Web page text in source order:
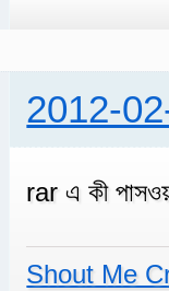
2012-
rar এ কী
Shout Me